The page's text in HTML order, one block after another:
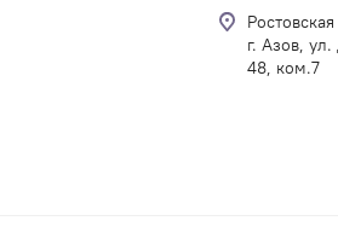
г. Азов,
48, ком.7